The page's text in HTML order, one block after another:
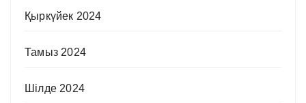
Қыркүйек 2024
Тамыз 2024
Шілде 2024